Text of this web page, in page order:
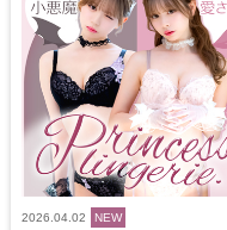
2026.04.02 NEW